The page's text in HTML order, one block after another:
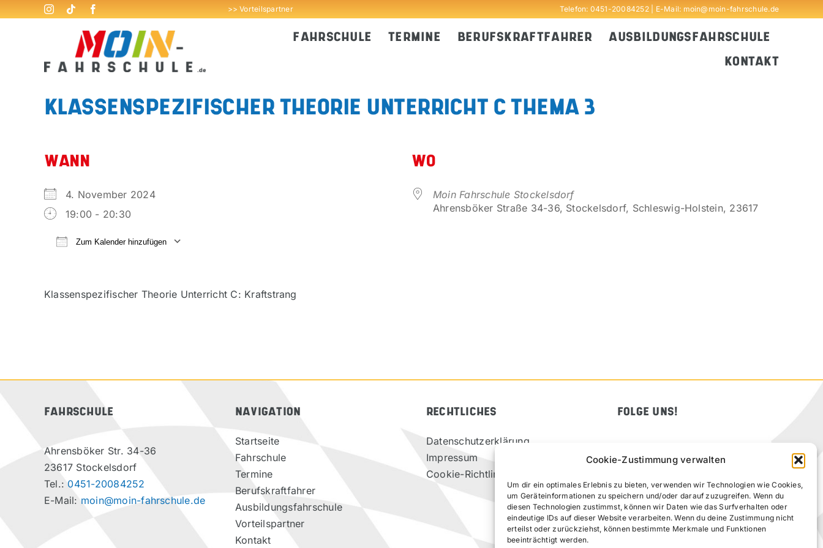
Cookie-Zustimmung verwalten
Um dir ein optimales Erlebnis zu bieten, verwenden wir Technologien wie Cookies,
um Geräteinformationen zu speichern und/oder darauf zuzugreifen. Wenn du
diesen Technologien zustimmst, können wir Daten wie das Surfverhalten oder
eindeutige IDs auf dieser Website verarbeiten. Wenn du deine Zustimmung nicht
erteilst oder zurückziehst, können bestimmte Merkmale und Funktionen
beeinträchtigt werden.
>> Vorteilspartner Telefon: 0451-20084252| E-Mail: moin@moin-fahrschule.de
FAHRSCHULE TERMINE BERUFSKRAFTFAHRER
AUSBILDUNGSFAHRSCHULE
KONTAKT
KLASSENSPEZIFISCHER THEORIE UNTERRICHT C THEMA 3
WANN
4. November 2024
19:00 - 20:30
Zum Kalender hinzufügen
WO
Moin Fahrschule Stockelsdorf
Ahrensböker Straße 34-36, Stockelsdorf, Schleswig-Holstein, 23617
Klassenspezifischer Theorie Unterricht C: Kraftstrang
FAHRSCHULE
Ahrensböker Str. 34-36
23617 Stockelsdorf
Tel.:0451-20084252
E-Mail: moin@moin-fahrschule.de
NAVIGATION
Startseite
Fahrschule
Termine
Berufskraftfahrer
Ausbildungsfahrschule
Vorteilspartner
Kontakt
RECHTLICHES
Datenschutzerklärung
Impressum
Cookie-Richtlinie (EU)
FOLGE UNS!